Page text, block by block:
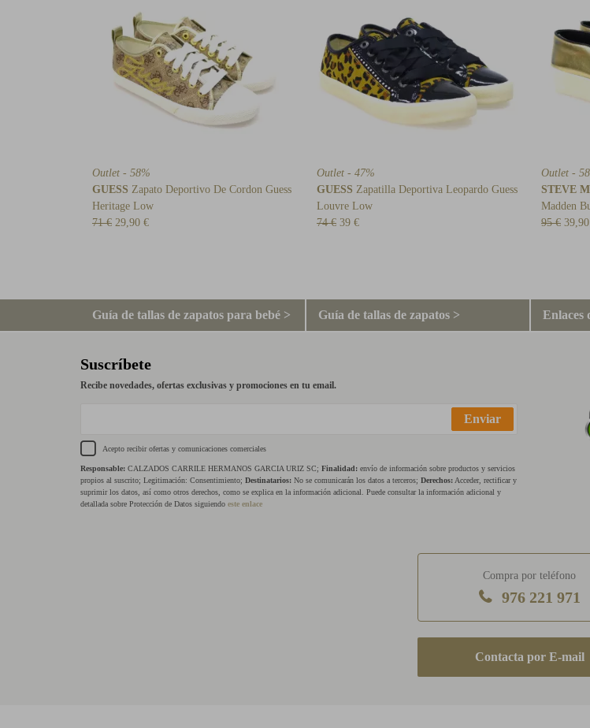
Outlet - 58%
GUESS Zapato Deportivo De Cordon Guess
Heritage Low
71 € 29,90 €
Outlet - 47%
GUESS Zapatilla Deportiva Leopardo Guess
Louvre Low
74 € 39 €
Outlet -
STEVE
Madden
95 €
Guía de tallas de zapatos para bebé > Guía de tallas de zapatos > Enlaces
Suscríbete
Recibe novedades, ofertas exclusivas y promociones en tu email.
Enviar
Acepto recibir ofertas y comunicaciones comerciales
Responsable: CALZADOS CARRILE HERMANOS GARCIA URIZ SC; Finalidad: envío de información sobre productos y servicios
propios al suscrito; Legitimación: Consentimiento; Destinatarios: No se comunicarán los datos a terceros; Derechos: Acceder, rectificar y
suprimir los datos, así como otros derechos, como se explica en la información adicional. Puede consultar la información adicional y
detallada sobre Protección de Datos siguiendo este enlace
Compra por teléfono
976 221 971
E-mail